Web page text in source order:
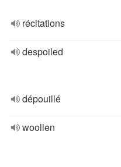
récitations
despoiled
dépouillé
woollen